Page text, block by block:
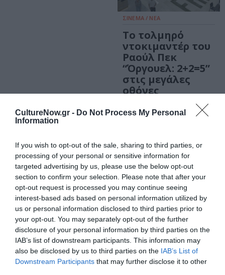
CultureNow.gr - Do Not Process My Personal
Information
If you wish to opt-out of the sale, sharing to third parties, or
processing of your personal or sensitive information for
targeted advertising by us, please use the below opt-out
section to confirm your selection. Please note that after your
opt-out request is processed you may continue seeing
interest-based ads based on personal information utilized by
us or personal information disclosed to third parties prior to
your opt-out. You may separately opt-out of the further
disclosure of your personal information by third parties on the
IAB’s list of downstream participants. This information may
also be disclosed by us to third parties on the IAB’s List of
Downstream Participants that may further disclose it to other
ΣΙΝΕΜΑ / ΝΕΑ
Το τολμηρό
ντοκιμαντέρ του
Ραούλ Πεκ
“Όργουελ: 2+2=5”
στις μεγάλες
οθόνες
ΘΕΑΤΡΟ - ΧΟΡΟΣ / ΝΕΑ
1984, του George
Orwell σε
σκηνοθεσία
Θάνου Νίκα στο
ΘΕΑΤΡΟ - ΧΟΡΟΣ / ΝΕΑ
1984, του Τζωρτζ
Όργουελ από τον
Γιώργο
Παπαγεωργίου